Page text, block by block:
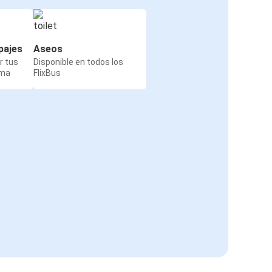
tus
Aseos
Disponible en todos los
FlixBus